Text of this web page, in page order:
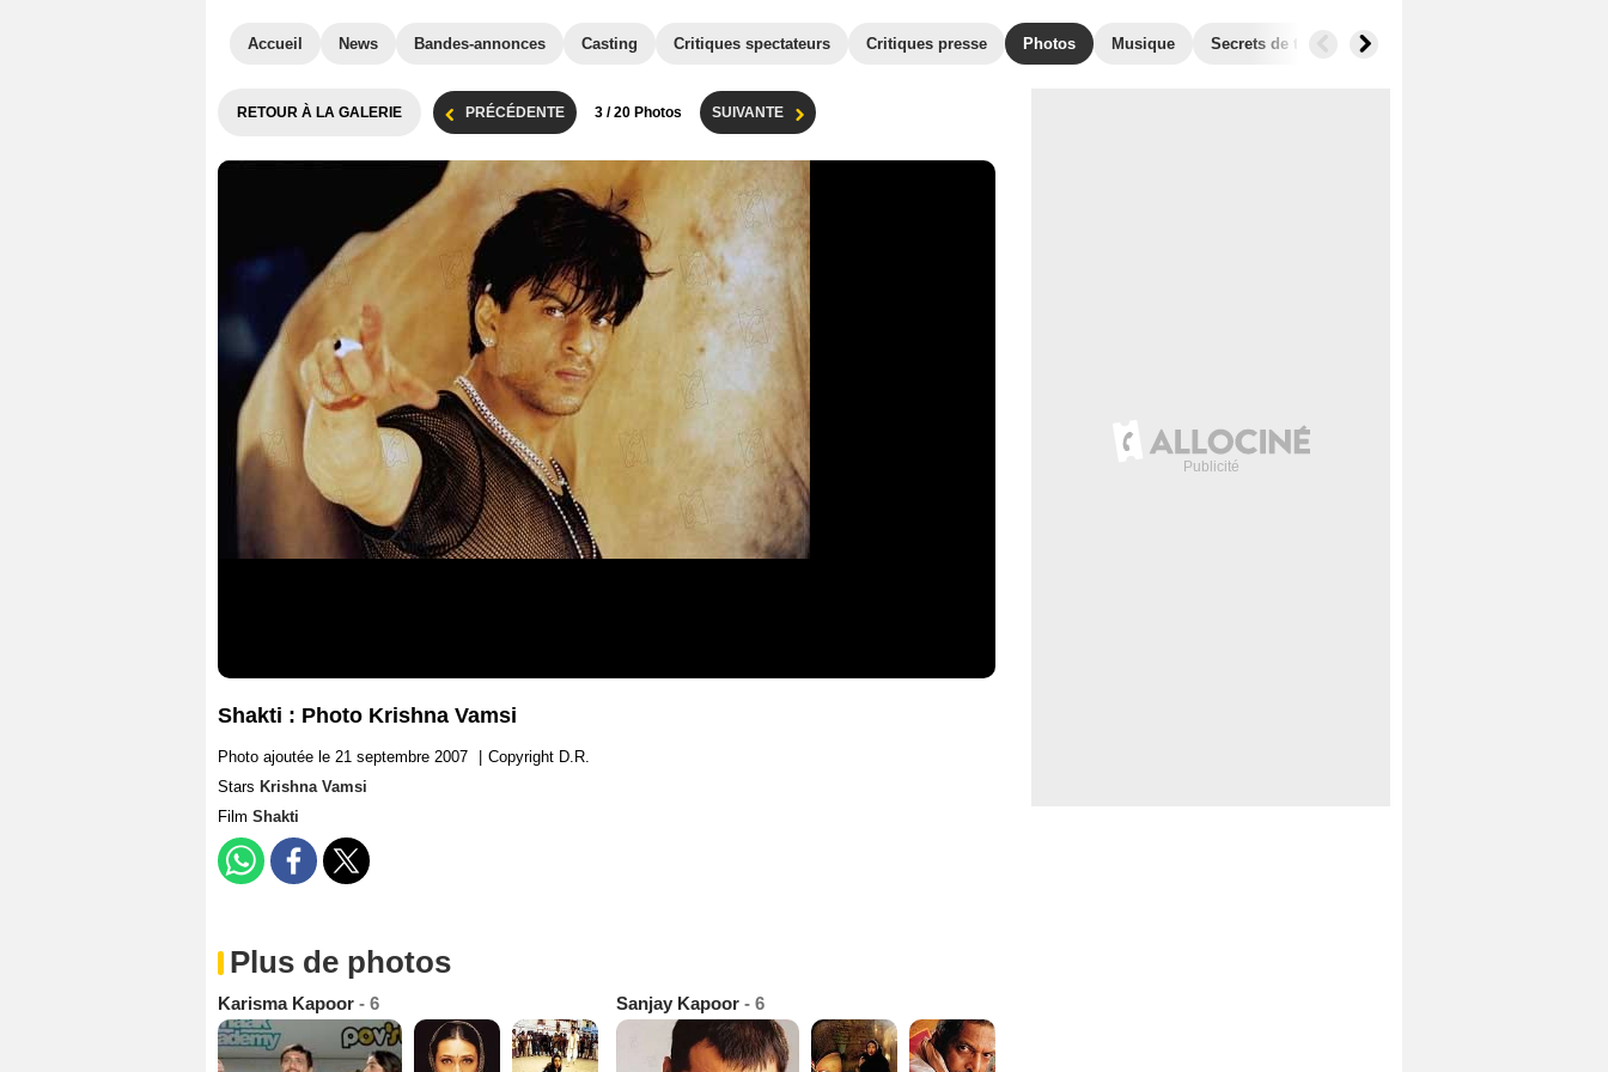
Accueil News Bandes-annonces Casting Critiques spectateurs Critiques presse Photos Musique Secrets de tournage
RETOUR À LA GALERIE PRÉCÉDENTE 3 / 20 Photos SUIVANTE
Shakti : Photo Krishna Vamsi
Photo ajoutée le 21 septembre 2007
Copyright D.R.
Stars Krishna Vamsi
Film Shakti
Plus de photos
Karisma Kapoor - 6 Sanjay Kapoor - 6